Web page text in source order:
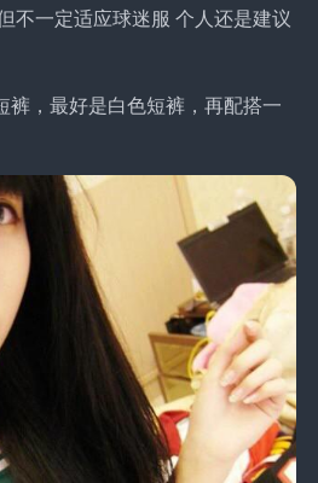
不一定适应球迷服 个人还是建议
裤，最好是白色短裤，再配搭一